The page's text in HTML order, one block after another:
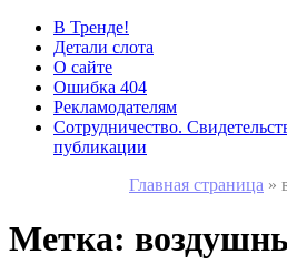
В Тренде!
Детали слота
О сайте
Ошибка 404
Рекламодателям
Сотрудничество.
публикации
Главная страница »
Метка: